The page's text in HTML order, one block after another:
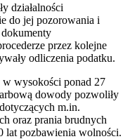
działalności
do jej pozorowania i
przez kolejne
odliczenia podatku.
w wysokości ponad 27
dowody pozwoliły
m.in.
oraz prania brudnych
lat pozbawienia wolności.